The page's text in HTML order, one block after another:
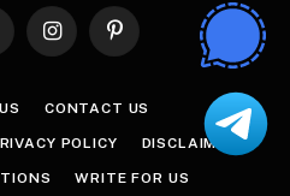
InstagramPinterest
CONTACT US
POLICY DISCLAIMER
WRITE FOR US